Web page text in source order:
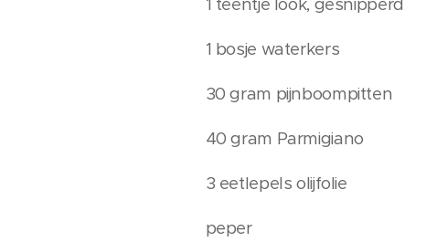
1 bosje waterkers
30 gram pijnboompitten
40 gram Parmigiano
3 eetlepels olijfolie
peper